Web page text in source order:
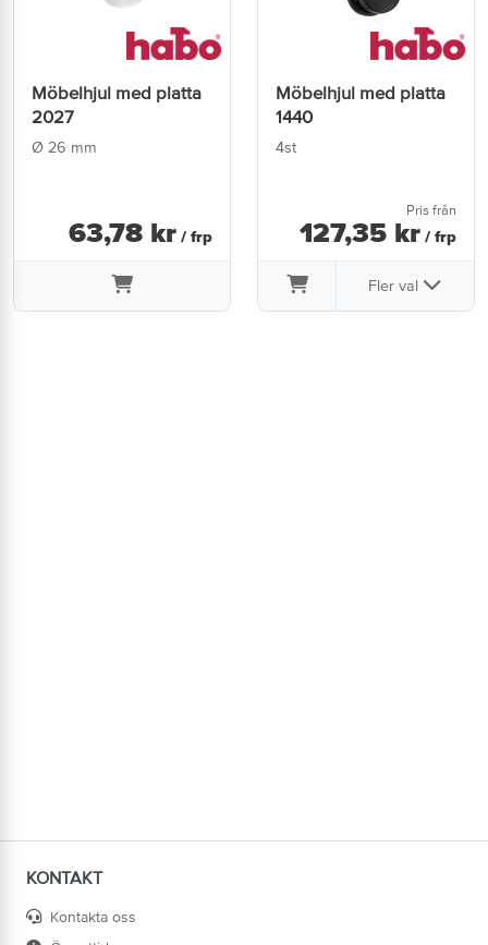
Möbelhjul med platta
2027
Ø 26 mm
63,78 kr / frp
Möbelhjul med platta
1440
4st
Pris från
127,35 kr / frp
Fler val
KONTAKT
Kontakta oss